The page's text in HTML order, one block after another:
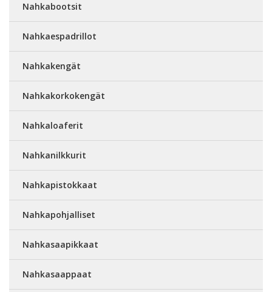
Nahkabootsit
Nahkaespadrillot
Nahkakengät
Nahkakorkokengät
Nahkaloaferit
Nahkanilkkurit
Nahkapistokkaat
Nahkapohjalliset
Nahkasaapikkaat
Nahkasaappaat